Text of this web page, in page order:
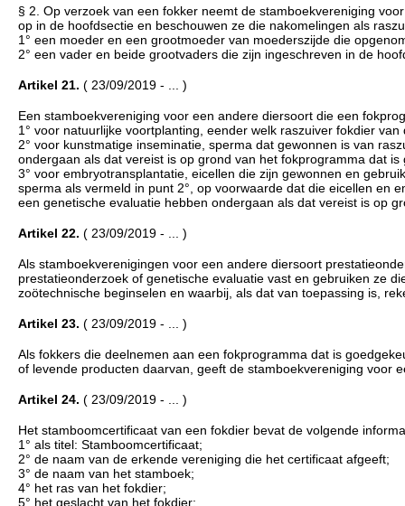
§ 2. Op verzoek van een fokker neemt de stamboekvereniging
op in de hoofdsectie en beschouwen ze die nakomelingen als
1° een moeder en een grootmoeder van moederszijde die
2° een vader en beide grootvaders die zijn ingeschreven in de
Artikel 21. ( 23/09/2019 - ... )
Een stamboekvereniging voor een andere diersoort die een
1° voor natuurlijke voortplanting, eender welk raszuiver fokdier van
2° voor kunstmatige inseminatie, sperma dat gewonnen is van
ondergaan als dat vereist is op grond van het fokprogramma dat
3° voor embryotransplantatie, eicellen die zijn gewonnen en
sperma als vermeld in punt 2°, op voorwaarde dat die eicellen en
een genetische evaluatie hebben ondergaan als dat vereist is op
Artikel 22. ( 23/09/2019 - ... )
Als stamboekverenigingen voor een andere diersoort
prestatieonderzoek of genetische evaluatie vast en gebruiken ze
zoötechnische beginselen en waarbij, als dat van toepassing is,
Artikel 23. ( 23/09/2019 - ... )
Als fokkers die deelnemen aan een fokprogramma dat is
of levende producten daarvan, geeft de stamboekvereniging voor
Artikel 24. ( 23/09/2019 - ... )
Het stamboomcertificaat van een fokdier bevat de volgende
1° als titel: Stamboomcertificaat;
2° de naam van de erkende vereniging die het certificaat afgeeft;
3° de naam van het stamboek;
4° het ras van het fokdier;
5° het geslacht van het fokdier;